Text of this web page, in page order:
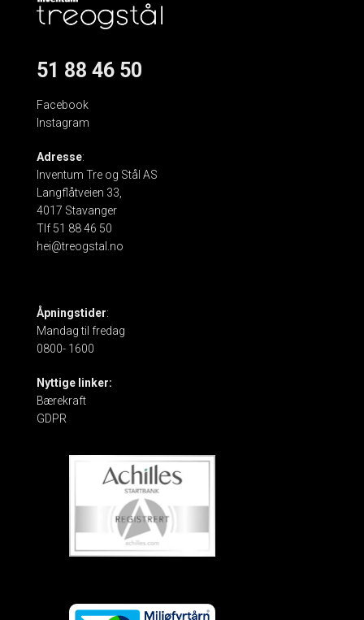
51 88 46 50
Facebook
Instagram
Adresse:
Inventum Tre og Stål AS
Langflåtveien 33,
4017 Stavanger
Tlf 51 88 46 50
hei@treogstal.no
Åpningstider:
Mandag til fredag
0800- 1600
Nyttige linker:
Bærekraft
GDPR